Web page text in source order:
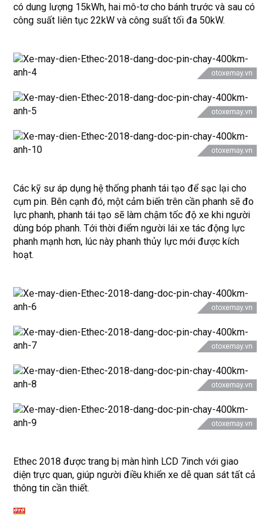
có dung lượng 15kWh, hai mô-tơ cho bánh trước và sau có
công suất liên tục 22kW và công suất tối đa 50kW.
Các kỹ sư áp dụng hệ thống phanh tái tạo để sạc lại cho
cụm pin. Bên cạnh đó, một cảm biến trên cần phanh sẽ đo
lực phanh, phanh tái tạo sẽ làm chậm tốc độ xe khi người
dùng bóp phanh. Tới thời điểm người lái xe tác động lực
phanh mạnh hơn, lúc này phanh thủy lực mới được kích
hoạt.
Ethec 2018 được trang bị màn hình LCD 7inch với giao
diện trực quan, giúp người điều khiển xe dễ quan sát tất cả
thông tin cần thiết.